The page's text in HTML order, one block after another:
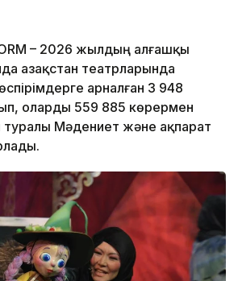
– 2026 жылдың алғашқы
Қазақстан театрларында
арналған 3 948
оларды 559 885 көрермен
Мәдениет және ақпарат